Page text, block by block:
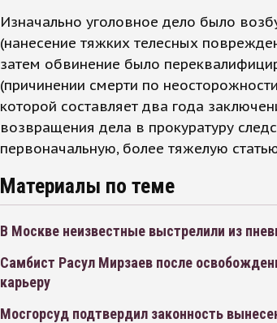
Изначально уголовное дело было
(нанесение тяжких телесных
затем обвинение было
(причинении смерти по
которой составляет два года
возвращения дела в прокуратуру
первоначальную, более тяжелую
Материалы по теме
В Москве неизвестные выстрелили из
Самбист Расул Мирзаев после
карьеру
Мосгорсуд подтвердил законность